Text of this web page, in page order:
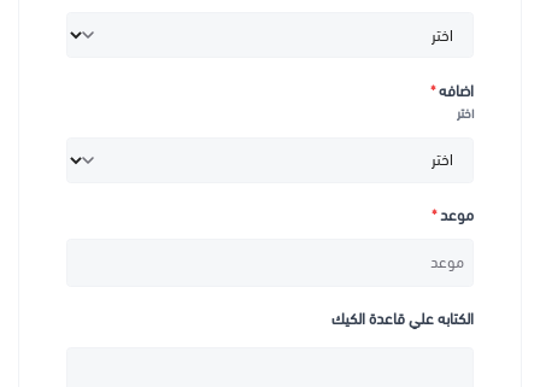
اضافه*
اختر
موعد*
الكتابه علي قاعدة الكيك